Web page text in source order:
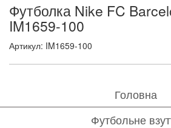
Футболка Nike FC
IM1659-100
Артикул: IM1659-100
Головна
Футбольне